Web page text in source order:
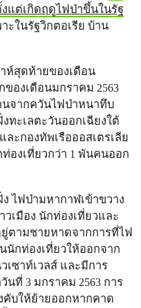
แต่เกิดฤดูไฟป่าขึ้นในรัฐ
าะในรัฐวิกตอเรีย บ้าน
ห์สุดท้ายของเดือน
องเดือนมกราคม 2563
จากควันไฟป่าหนาทึบ
ะเลตะวันออกเฉียงใต้
ะกองทัพเรือออสเตรเลีย
องเที่ยวกว่า 1 พันคนออก
ง ไฟป่ามหากาฬเข้าขวาง
เมือง นักท่องเที่ยวและ
ตามชายหาดจากการที่ไฟ
นักท่องเที่ยวให้ออกจาก
เซาท์เวลส์ และมีการ
นที่ 3 มกราคม 2563 การ
คับให้ย้ายออกหากคาด